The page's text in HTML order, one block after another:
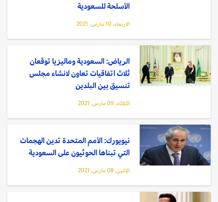
الأسلحة للسعودية
الاربعاء, 10 مارس, 2021
الرياض: السعودية وماليزيا توقعان
ثلاث اتفاقيات تعاون لانشاء مجلس
تنسيق بين البلدين
الثلاثاء, 09 مارس, 2021
نيويورك: الأمم المتحدة تدين الهجمات
التي تبناها الحوثيون على السعودية
الإثنين, 08 مارس, 2021